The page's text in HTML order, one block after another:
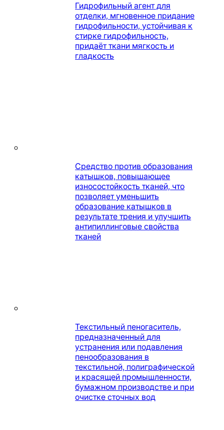
Гидрофильный агент для
отделки, мгновенное придание
гидрофильности, устойчивая к
стирке гидрофильность,
придаёт ткани мягкость и
гладкость
Средство против образования
катышков, повышающее
износостойкость тканей, что
позволяет уменьшить
образование катышков в
результате трения и улучшить
антипиллинговые свойства
тканей
Текстильный пеногаситель,
предназначенный для
устранения или подавления
пенообразования в
текстильной, полиграфической
и красящей промышленности,
бумажном производстве и при
очистке сточных вод